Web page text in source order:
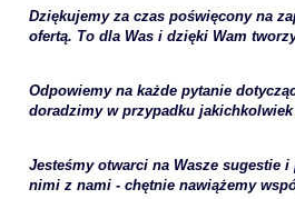
Dziękujemy za czas poświęcony na
ofertą. To dla Was i dzięki Wam
Odpowiemy na każde pytanie
doradzimy w przypadku
Jesteśmy otwarci na Wasze sugestie
nimi z nami - chętnie nawiążemy